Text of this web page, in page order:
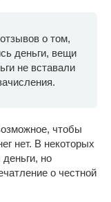
о том,
деньги, вещи
не вставали
чтобы
нет. В некоторых
но
о честной